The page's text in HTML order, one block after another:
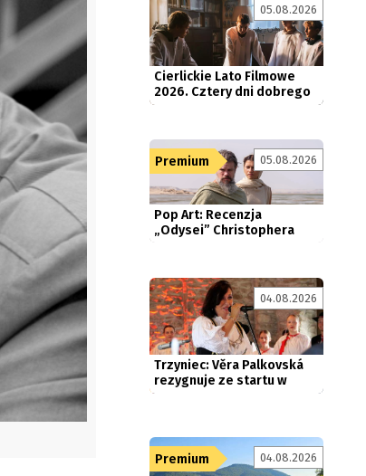
05.08.2026
Cierlickie Lato Filmowe
2026. Cztery dni dobrego
Premium 05.08.2026
Pop Art: Recenzja
„Odysei” Christophera
Nolana....
04.08.2026
Trzyniec: Věra Palkovská
rezygnuje ze startu w
wyborach
Premium 04.08.2026